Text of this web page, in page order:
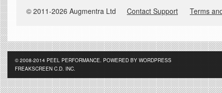
© 2008-2014 PEEL PERFORMANCE. POWERED BY WORDPRESS
FREAKSCREEN C.D. INC.